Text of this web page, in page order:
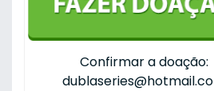
Confirmar a doação: